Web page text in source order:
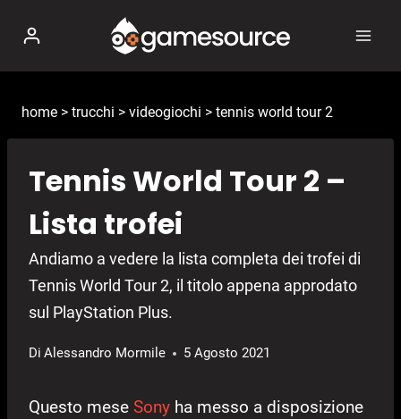
contenuto
home > trucchi > videogiochi > tennis world tour 2
Tennis World Tour 2 –
Lista trofei
Andiamo a vedere la lista completa dei trofei di
Tennis World Tour 2, il titolo appena approdato
sul PlayStation Plus.
Di Alessandro Mormile 5 Agosto 2021
Questo mese Sony ha messo a disposizione